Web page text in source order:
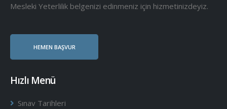
Mesleki Yeterlilik belgenizi edinmeniz için hizmetinizdeyiz.
HEMEN BAŞVUR
Hızlı Menü
Sınav Tarihleri